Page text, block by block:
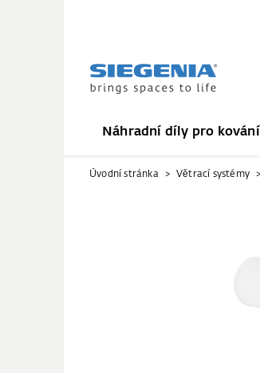
Náhradní díly pro kování
Úvodní stránka Větrací systémy